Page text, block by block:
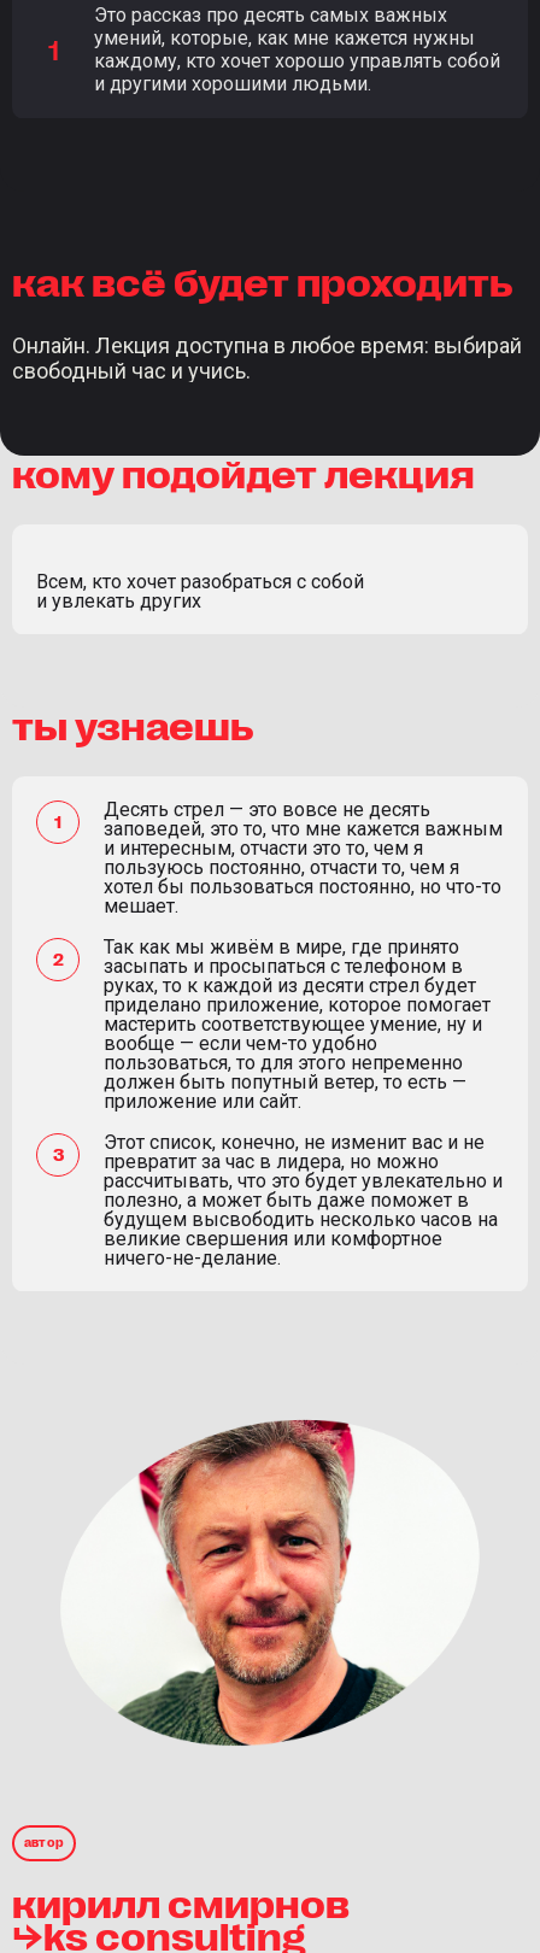
Это рассказ про десять самых важных
умений, которые, как мне кажется нужны
каждому, кто хочет хорошо управлять собой
и другими хорошими людьми.
как всё будет проходить
Онлайн. Лекция доступна в любое время: выбирай
свободный час и учись.
кому подойдет лекция
Всем, кто хочет разобраться с собой
и увлекать других
ты узнаешь
Десять стрел — это вовсе не десять
заповедей, это то, что мне кажется важным
и интересным, отчасти это то, чем я
пользуюсь постоянно, отчасти то, чем я
хотел бы пользоваться постоянно, но что-то
мешает.
Так как мы живём в мире, где принято
засыпать и просыпаться с телефоном в
руках, то к каждой из десяти стрел будет
приделано приложение, которое помогает
мастерить соответствующее умение, ну и
вообще — если чем-то удобно
пользоваться, то для этого непременно
должен быть попутный ветер, то есть —
приложение или сайт.
Этот список, конечно, не изменит вас и не
превратит за час в лидера, но можно
рассчитывать, что это будет увлекательно и
полезно, а может быть даже поможет в
будущем высвободить несколько часов на
великие свершения или комфортное
ничего-не-делание.
автор
кирилл смирнов
⮡ks consulting